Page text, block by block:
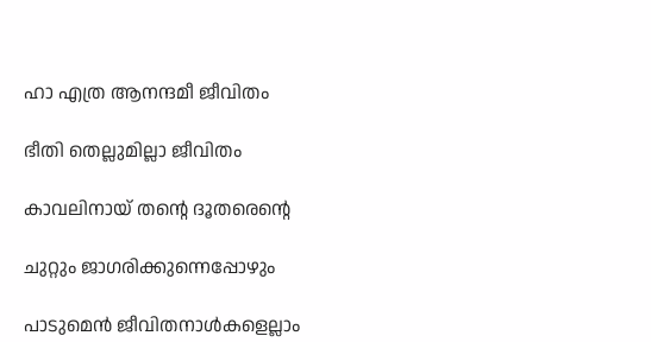
ഹാ എത്ര ആനന്ദമീ ജീവിതം
ഭീതി തെല്ലുമില്ലാ ജീവിതം
കാവലിനായ് തന്റെ ദൂതരെന്റെ
ചുറ്റും ജാഗരിക്കുന്നെപ്പോഴും
പാടുമെന്‍ ജീവിതനാള്‍കളെല്ലാം